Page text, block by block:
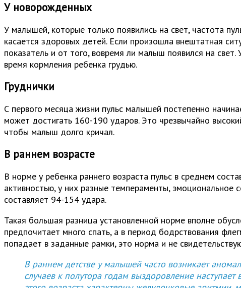
У новорожденных
У малышей, которые только появились на свет, частота
касается здоровых детей. Если произошла внештатная
показатель и от того, вовремя ли малыш появился на
время кормления ребенка грудью.
Груднички
С первого месяца жизни пульс малышей постепенно
может достигать 160-190 ударов. Это чрезвычайно
чтобы малыш долго кричал.
В раннем возрасте
В норме у ребенка раннего возраста пульс в среднем
активностью, у них разные темпераменты,
составляет 94-154 удара.
Такая большая разница установленной норме вполне
предпочитает много спать, а в период бодрствования
попадает в заданные рамки, это норма и не
В раннем детстве у малышей часто возникает
случаев к полутора годам выздоровление